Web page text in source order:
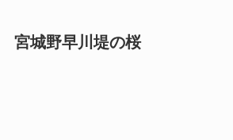
宮城野早川堤の桜